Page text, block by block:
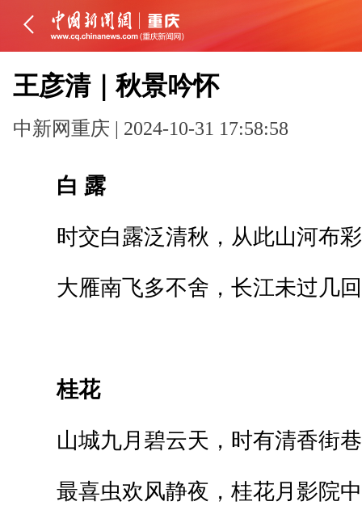
王彦清｜秋景吟怀
中新网重庆 | 2024-10-31 17:58:58
白 露
时交白露泛清秋，从此山河布
大雁南飞多不舍，长江未过几
桂花
山城九月碧云天，时有清香街
最喜虫欢风静夜，桂花月影院